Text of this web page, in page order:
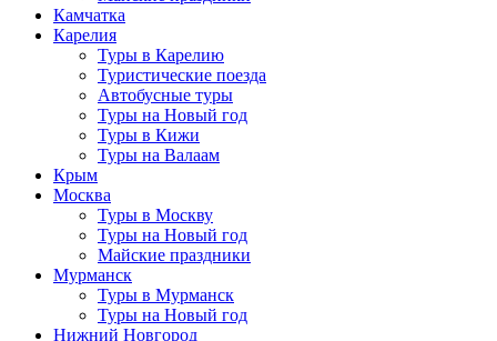
Камчатка
Карелия
Туры в Карелию
Туристические поезда
Автобусные туры
Туры на Новый год
Туры в Кижи
Туры на Валаам
Крым
Москва
Туры в Москву
Туры на Новый год
Майские праздники
Мурманск
Туры в Мурманск
Туры на Новый год
Нижний Новгород